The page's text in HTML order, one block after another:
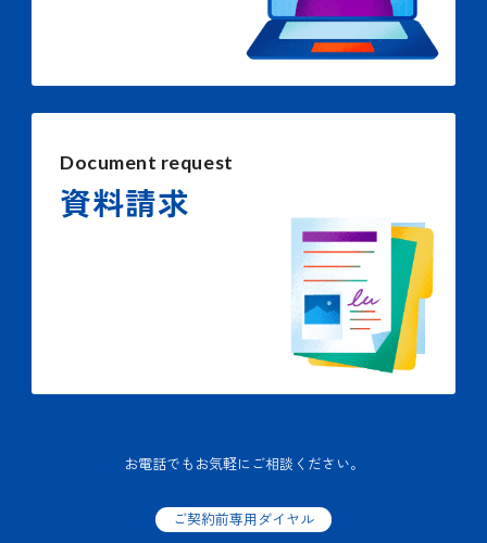
Document request
資料請求
お電話でもお気軽にご相談ください。
ご契約前専用ダイヤル